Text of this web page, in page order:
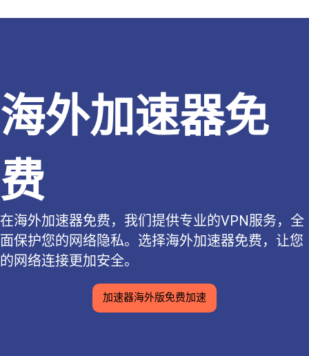
海外加速器免
费
在海外加速器免费，我们提供专业的VPN服务，全
面保护您的网络隐私。选择海外加速器免费，让您
的网络连接更加安全。
加速器海外版免费加速